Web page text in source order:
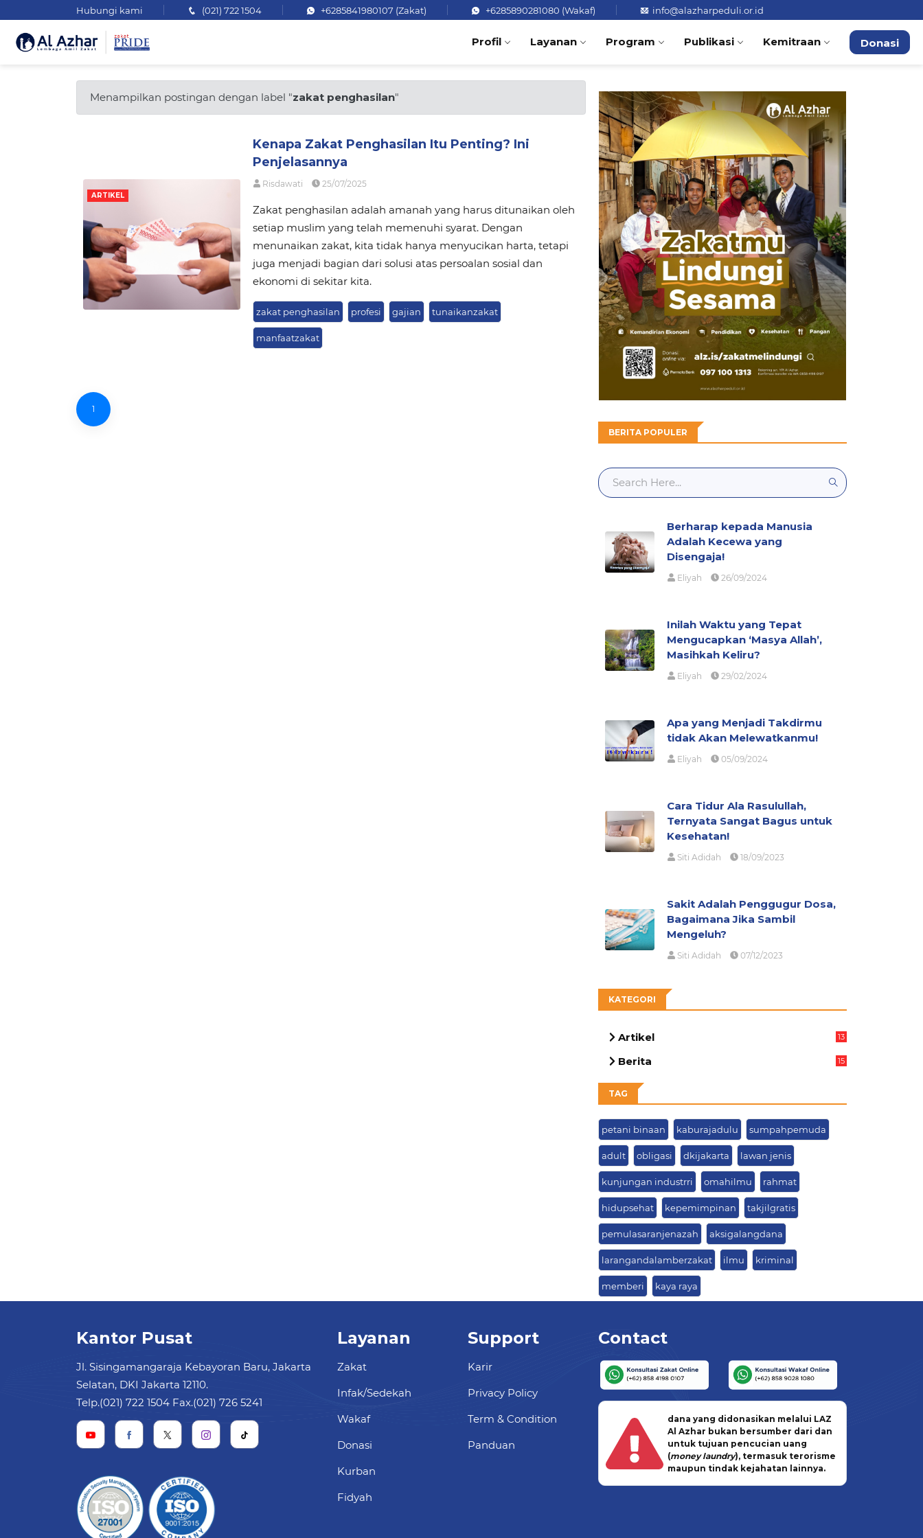
Hubungi kami (021) 722 1504 +6285841980107 (Zakat) +6285890281080 (Wakaf) info@alazharpeduli.or.id
Profil Layanan Program Publikasi Kemitraan Donasi
Menampilkan postingan dengan label "zakat penghasilan"
ARTIKEL
Kenapa Zakat Penghasilan Itu Penting? Ini
Penjelasannya
Risdawati 25/07/2025
Zakat penghasilan adalah amanah yang harus ditunaikan oleh
setiap muslim yang telah memenuhi syarat. Dengan
menunaikan zakat, kita tidak hanya menyucikan harta, tetapi
juga menjadi bagian dari solusi atas persoalan sosial dan
ekonomi di sekitar kita.
zakat penghasilan profesi gajian tunaikanzakat
manfaatzakat
1
BERITA POPULER
Berharap kepada Manusia
Adalah Kecewa yang
Disengaja!
Eliyah 26/09/2024
Inilah Waktu yang Tepat
Mengucapkan ‘Masya Allah’,
Masihkah Keliru?
Eliyah 29/02/2024
Apa yang Menjadi Takdirmu
tidak Akan Melewatkanmu!
Eliyah 05/09/2024
Cara Tidur Ala Rasulullah,
Ternyata Sangat Bagus untuk
Kesehatan!
Siti Adidah 18/09/2023
Sakit Adalah Penggugur Dosa,
Bagaimana Jika Sambil
Mengeluh?
Siti Adidah 07/12/2023
KATEGORI
Artikel
13
Berita
15
TAG
petani binaan kaburajadulu sumpahpemuda
adult obligasi dkijakarta lawan jenis
kunjungan industrri omahilmu rahmat
hidupsehat kepemimpinan takjilgratis
pemulasaranjenazah aksigalangdana
larangandalamberzakat ilmu kriminal
memberi kaya raya
Kantor Pusat
Jl. Sisingamangaraja Kebayoran Baru, Jakarta
Selatan, DKI Jakarta 12110.
Telp.(021) 722 1504 Fax.(021) 726 5241
Layanan
Zakat
Infak/Sedekah
Wakaf
Donasi
Kurban
Fidyah
Support
Karir
Privacy Policy
Term & Condition
Panduan
Contact
dana yang didonasikan melalui LAZ
Al Azhar bukan bersumber dari dan
untuk tujuan pencucian uang
(money laundry), termasuk terorisme
maupun tindak kejahatan lainnya.